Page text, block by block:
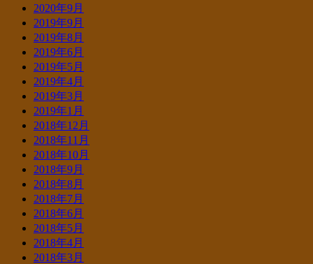
2020年9月
2019年9月
2019年8月
2019年6月
2019年5月
2019年4月
2019年3月
2019年1月
2018年12月
2018年11月
2018年10月
2018年9月
2018年8月
2018年7月
2018年6月
2018年5月
2018年4月
2018年3月